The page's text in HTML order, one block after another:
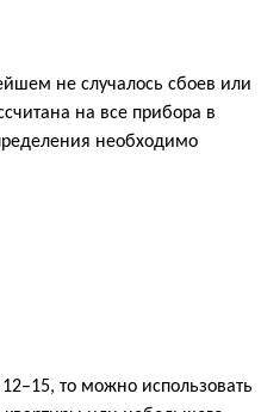
не случалось сбоев или
на все прибора в
необходимо
то можно использовать